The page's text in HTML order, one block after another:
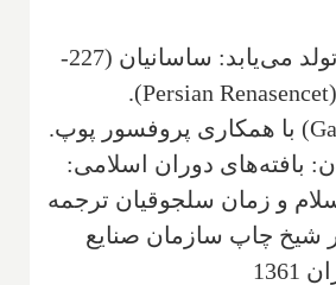
‌17- ایران از نو تولد می‌یابد‌: ساسانیان (227-
Persian Renasencet
).
) با همکاری پروفسور پوپ.
بافته‌های دوران اسلامی‌:
و زمان سلجوقیان ترجمه‌
شیخ‌ چاپ سازمان صنایع